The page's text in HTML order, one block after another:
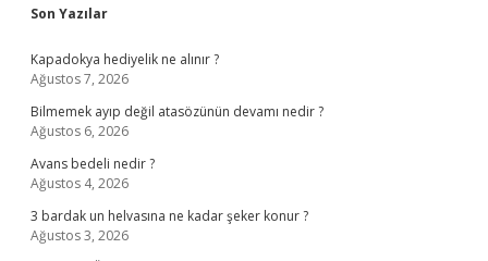
Sidebar
Son Yazılar
Kapadokya hediyelik ne alınır ?
Ağustos 7, 2026
Bilmemek ayıp değil atasözünün devamı nedir ?
Ağustos 6, 2026
Avans bedeli nedir ?
Ağustos 4, 2026
3 bardak un helvasına ne kadar şeker konur ?
Ağustos 3, 2026